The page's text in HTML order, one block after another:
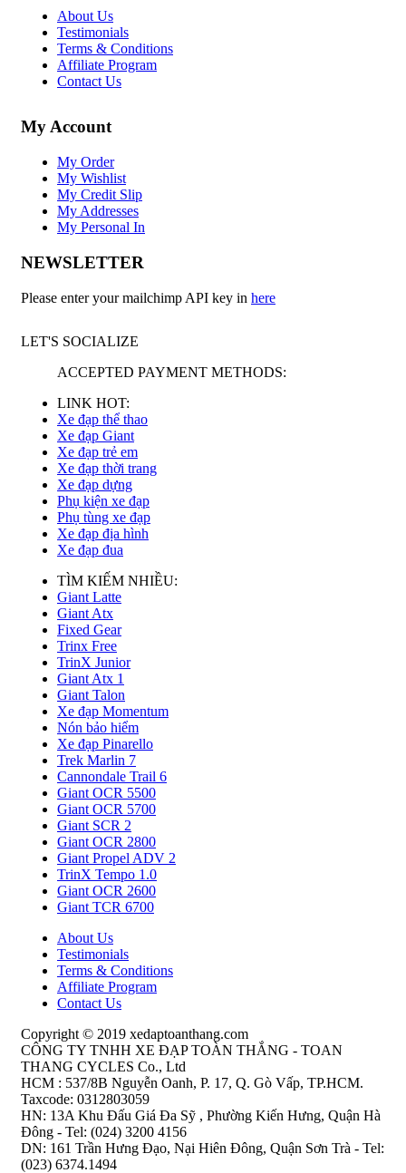
About Us
Testimonials
Terms & Conditions
Affiliate Program
Contact Us
My Account
My Order
My Wishlist
My Credit Slip
My Addresses
My Personal In
NEWSLETTER
Please enter your mailchimp API key in here
LET'S SOCIALIZE
ACCEPTED PAYMENT METHODS:
LINK HOT:
Xe đạp thể thao
Xe đạp Giant
Xe đạp trẻ em
Xe đạp thời trang
Xe đạp dựng
Phụ kiện xe đạp
Phụ tùng xe đạp
Xe đạp địa hình
Xe đạp đua
TÌM KIẾM NHIỀU:
Giant Latte
Giant Atx
Fixed Gear
Trinx Free
TrinX Junior
Giant Atx 1
Giant Talon
Xe đạp Momentum
Nón bảo hiểm
Xe đạp Pinarello
Trek Marlin 7
Cannondale Trail 6
Giant OCR 5500
Giant OCR 5700
Giant SCR 2
Giant OCR 2800
Giant Propel ADV 2
TrinX Tempo 1.0
Giant OCR 2600
Giant TCR 6700
About Us
Testimonials
Terms & Conditions
Affiliate Program
Contact Us
Copyright © 2019 xedaptoanthang.com
CÔNG TY TNHH XE ĐẠP TOÀN THẮNG - TOAN
THANG CYCLES Co., Ltd
HCM : 537/8B Nguyễn Oanh, P. 17, Q. Gò Vấp, TP.HCM.
Taxcode: 0312803059
HN: 13A Khu Đấu Giá Đa Sỹ , Phường Kiến Hưng, Quận Hà
Đông - Tel: (024) 3200 4156
DN: 161 Trần Hưng Đạo, Nại Hiên Đông, Quận Sơn Trà - Tel:
(023) 6374.1494